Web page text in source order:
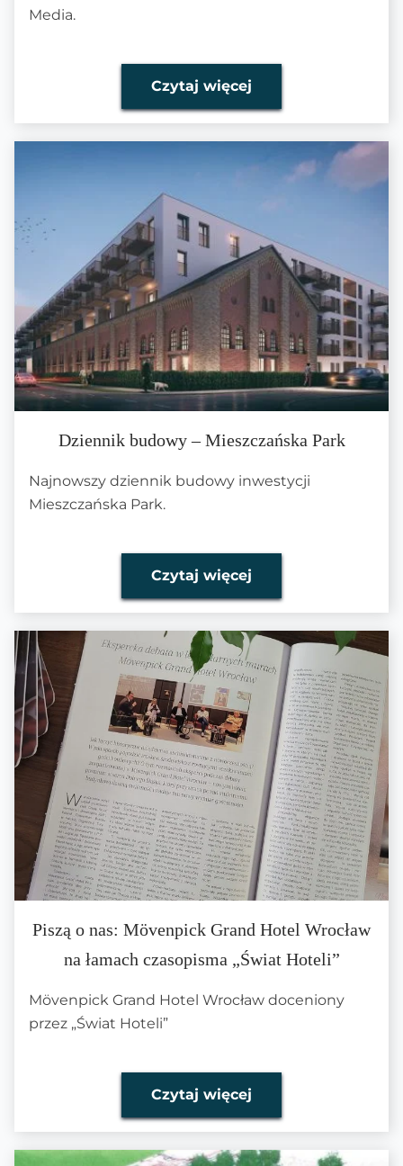
Media.
Czytaj więcej
Dziennik budowy – Mieszczańska Park
Najnowszy dziennik budowy inwestycji
Mieszczańska Park.
Czytaj więcej
Piszą o nas: Mövenpick Grand Hotel Wrocław
na łamach czasopisma „Świat Hoteli”
Mövenpick Grand Hotel Wrocław doceniony
przez „Świat Hoteli”
Czytaj więcej